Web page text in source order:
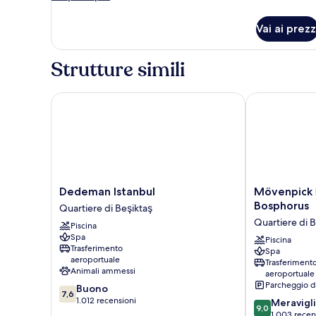
Club,
letti
Vai ai
Strutture simili
Dedeman
Istanbul
Quartiere
di
Beşiktaş
Dedeman Istanbul
Quartiere di Beşiktaş
Piscina
Spa
Trasferimento
aeroportuale
Animali ammessi
7.6
su
7,6 Buono
1.012 recensioni
Dedeman Istanbul
Mövenpick
Hotel
Istanbul
Bosphorus
Quartiere
di
Beşiktaş
Mövenpick
Bosphorus
Quartiere di
Piscina
Spa
aeroportuale
Parcheggio
9.0
9,0
Mövenpick